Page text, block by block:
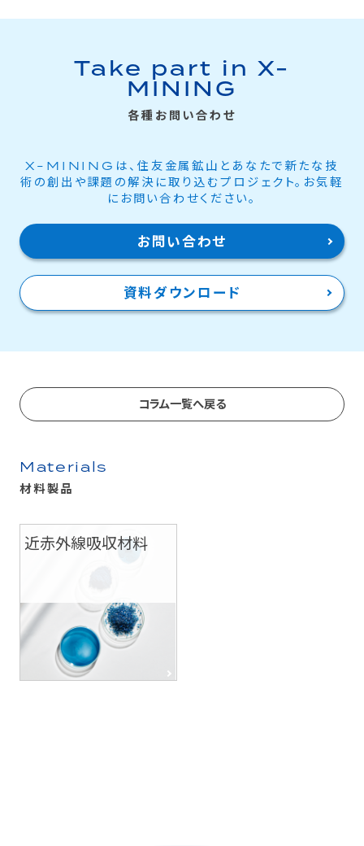
Take part in X-
MINING
各種お問い合わせ
X-MININGは、住友金属鉱山とあなたで新たな技
術の創出や課題の解決に取り込むプロジェクト。お気軽
にお問い合わせください。
お問い合わせ
資料ダウンロード
コラム一覧へ戻る
Materials
材料製品
近赤外線吸収材料